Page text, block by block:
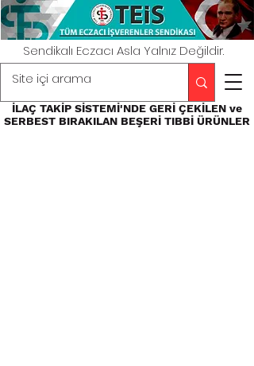
Sendikalı Eczacı Asla Yalnız Değildir.
İLAÇ TAKİP SİSTEMİ'NDE GERİ ÇEKİLEN ve
SERBEST BIRAKILAN BEŞERİ TIBBİ ÜRÜNLER